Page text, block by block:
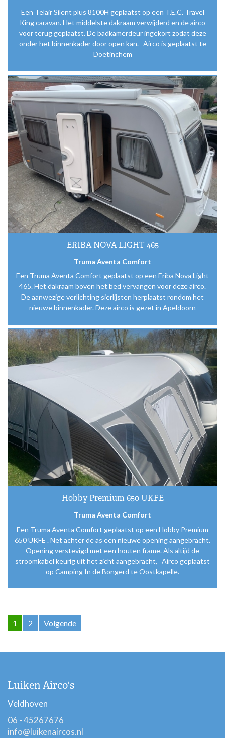
Een Telair Silent plus 8100H geplaatst op een T.E.C. Travel
King caravan. Het middelste dakraam verwijderd en de airco
voor terug geplaatst. De badkamerdeur ingekort zodat deze
onder het binnenkader door open kan. Airco is geplaatst te
Doetinchem
ERIBA NOVA LIGHT 465
Truma Aventa Comfort
Een Truma Aventa Comfort geplaatst op een Eriba Nova Light
465. Het dakraam boven het bed vervangen voor deze airco.
De aanwezige verlichting sierlijsten herplaatst rondom het
nieuwe binnenkader. Deze airco is gezet in Apeldoorn
Hobby Premium 650 UKFE
Truma Aventa Comfort
Een Truma Aventa Comfort geplaatst op een Hobby Premium
650 UKFE . Net achter de as een nieuwe opening aangebracht.
Opening verstevigd met een houten frame. Als altijd de
stroomkabel keurig uit het zicht aangebracht, Airco geplaatst
op Camping In de Bongerd te Oostkapelle.
1 2 Volgende
Luiken Airco's
Veldhoven
06 - 45267676
info@luikenaircos.nl